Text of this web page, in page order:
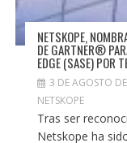
NETSKOPE,
DE GARTNER®
EDGE (SASE) POR
3 DE AGOSTO
NETSKOPE
Tras ser
Netskope ha